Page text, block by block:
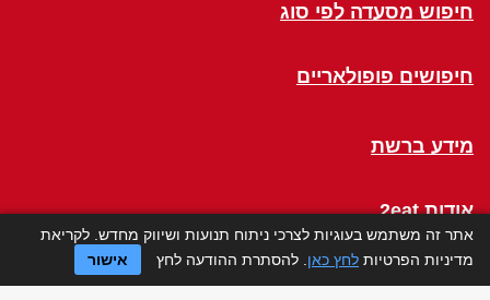
חיפוש מסעדה לפי סוג
חיפושים פופולאריים
מידע ברשת
אודות 2eat
Click a Table
אתר זה משתמש בעוגיות לצרכי ניתוח תנועות ושיווק מחדש. לקריאת
מדיניות הפרטיות לחץ כאן . להסתרת ההודעה לחץ אישור